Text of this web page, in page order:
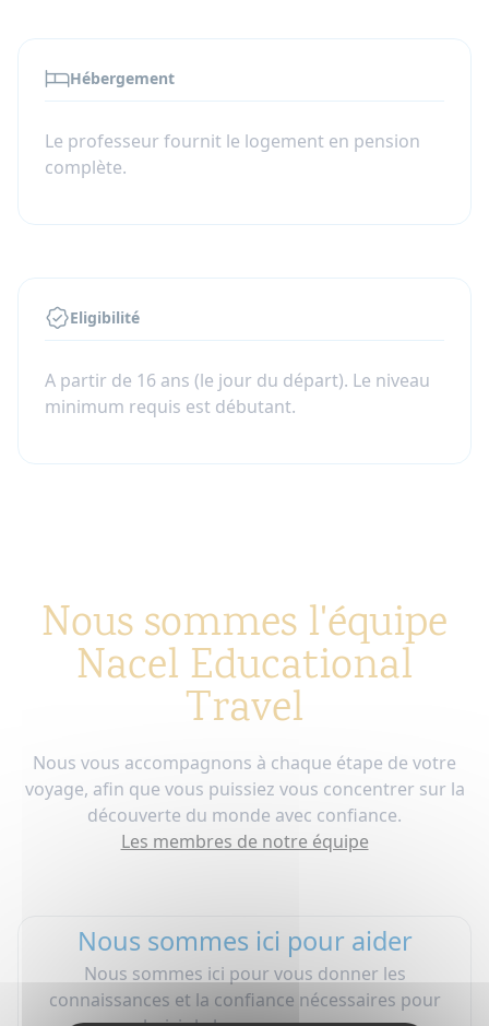
duo, qui permet à deux étudiants de partager
cette expérience, le prix étant alors plus réduit.
PARTAGEZ VOTRE PROFESSEUR ET
ECONOMISEZ 150 EUROS PAR SEMAINE!
Hébergement
Le professeur fournit le logement en pension
complète.
Eligibilité
A partir de 16 ans (le jour du départ). Le niveau
minimum requis est débutant.
Nous sommes l'équipe
Nacel Educational
Travel
Nous vous accompagnons à chaque étape de votre
voyage, afin que vous puissiez vous concentrer sur la
découverte du monde avec confiance.
Les membres de notre équipe
Nous sommes ici pour aider
Nous sommes ici pour vous donner les
connaissances et la confiance nécessaires pour